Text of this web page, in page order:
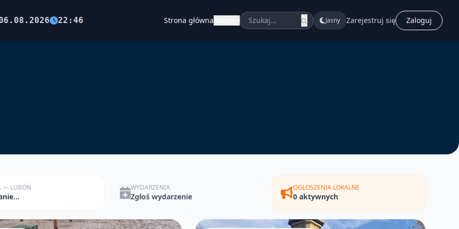
22:46 Strona główna Jasny Zarejestruj się Zaloguj
— LUBOŃ WYDARZENIA
Zgłoś wydarzenie
OGŁOSZENIA LOKALNE
0 aktywnych